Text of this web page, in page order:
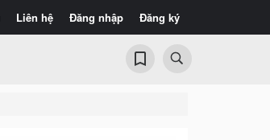
Liên hệ Đăng nhập Đăng ký